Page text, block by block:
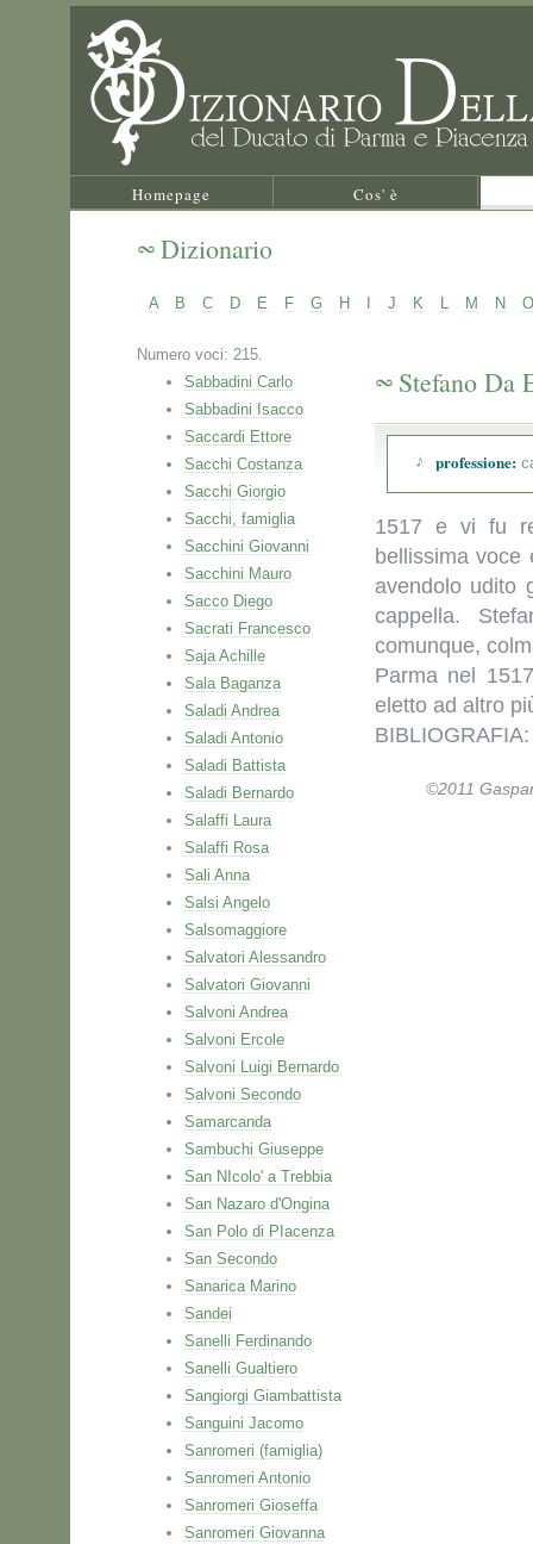
Homepage Cos' è
Dizionario
A B C D E F G H J K L M N O
Numero voci: 215.
Sabbadini Carlo
Sabbadini Isacco
Saccardi Ettore
Sacchi Costanza
Sacchi Giorgio
Sacchi, famiglia
Sacchini Giovanni
Sacchini Mauro
Sacco Diego
Sacrati Francesco
Saja Achille
Sala Baganza
Saladi Andrea
Saladi Antonio
Saladi Battista
Saladi Bernardo
Salaffi Laura
Salaffi Rosa
Sali Anna
Salsi Angelo
Salsomaggiore
Salvatori Alessandro
Salvatori Giovanni
Salvoni Andrea
Salvoni Ercole
Salvoni Luigi Bernardo
Salvoni Secondo
Samarcanda
Sambuchi Giuseppe
San NIcolo' a Trebbia
San Nazaro d'Ongina
San Polo di PIacenza
San Secondo
Sanarica Marino
Sandei
Sanelli Ferdinando
Sanelli Gualtiero
Sangiorgi Giambattista
Sanguini Jacomo
Sanromeri (famiglia)
Sanromeri Antonio
Sanromeri Gioseffa
Sanromeri Giovanna
Stefano Da
professione:
1517 e vi fu
bellissima
avendolo udito
cappella.
comunque,
Parma nel
eletto ad altro
©2011